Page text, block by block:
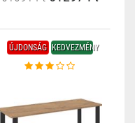
ÚJDONSÁG KEDVEZMÉNY